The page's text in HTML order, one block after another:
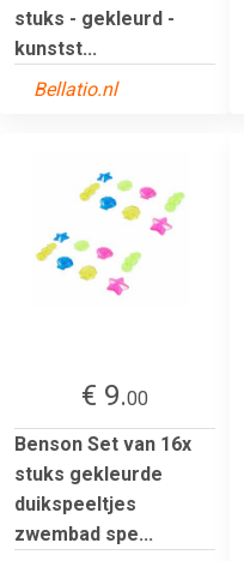
stuks - gekleurd -
kunstst...
Bellatio.nl
€ 9.00
Benson Set van 16x
stuks gekleurde
duikspeeltjes
zwembad spe...